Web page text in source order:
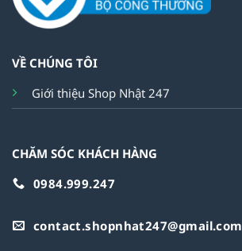
VỀ CHÚNG TÔI
Giới thiệu Shop Nhật 247
CHĂM SÓC KHÁCH HÀNG
0984.999.247
contact.shopnhat247@gmail.com